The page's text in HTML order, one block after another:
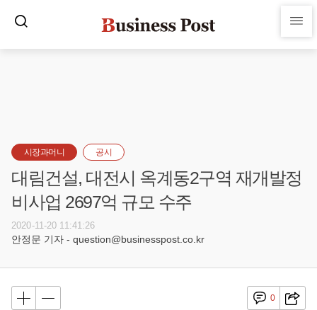
시장과머니 공시
대림건설, 대전시 옥계동2구역 재개발정
비사업 2697억 규모 수주
2020-11-20 11:41:26
안정문 기자 - question@businesspost.co.kr
0